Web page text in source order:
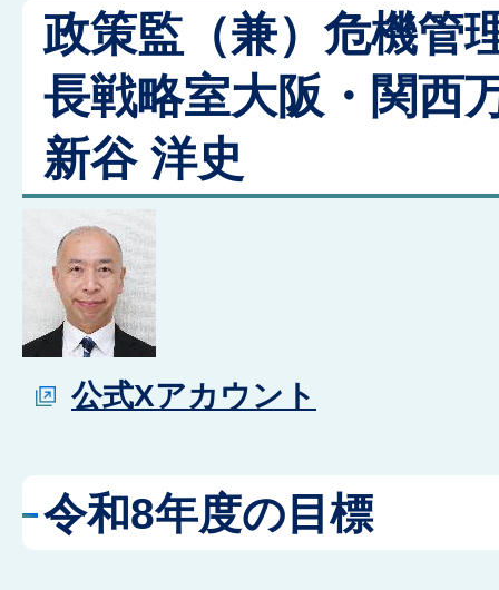
政策監（兼）危機管
長戦略室大阪・関西
新谷 洋史
公式Xアカウント
令和8年度の目標